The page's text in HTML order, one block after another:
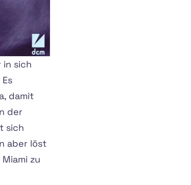
in sich
damit
der
sich
aber löst
zu